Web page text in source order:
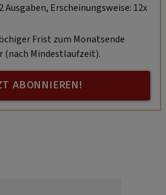
Erscheinungsweise: 12x
Frist zum Monatsende
(nach Mindestlaufzeit).
ABONNIEREN!